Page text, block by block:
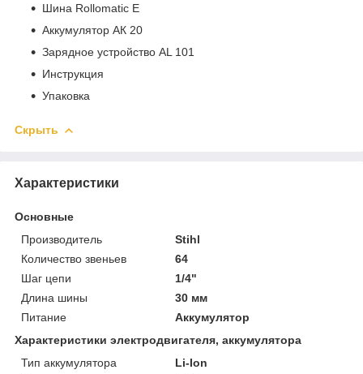
Шина Rollomatic E
Аккумулятор АК 20
Зарядное устройство AL 101
Инструкция
Упаковка
Скрыть
Характеристики
Основные
Производитель
Stihl
Количество звеньев
64
Шаг цепи
1/4"
Длина шины
30 мм
Питание
Аккумулятор
Характеристики электродвигателя, аккумулятора
Тип аккумулятора
Li-Ion